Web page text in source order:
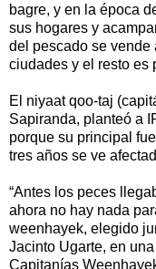
bagre, y en la época
sus hogares y
del pescado se vende
ciudades y el resto es
El niyaat qoo-taj
Sapiranda, planteó a
porque su principal
tres años se ve
“Antes los peces
ahora no hay nada
weenhayek, elegido
Jacinto Ugarte, en
Capitanías